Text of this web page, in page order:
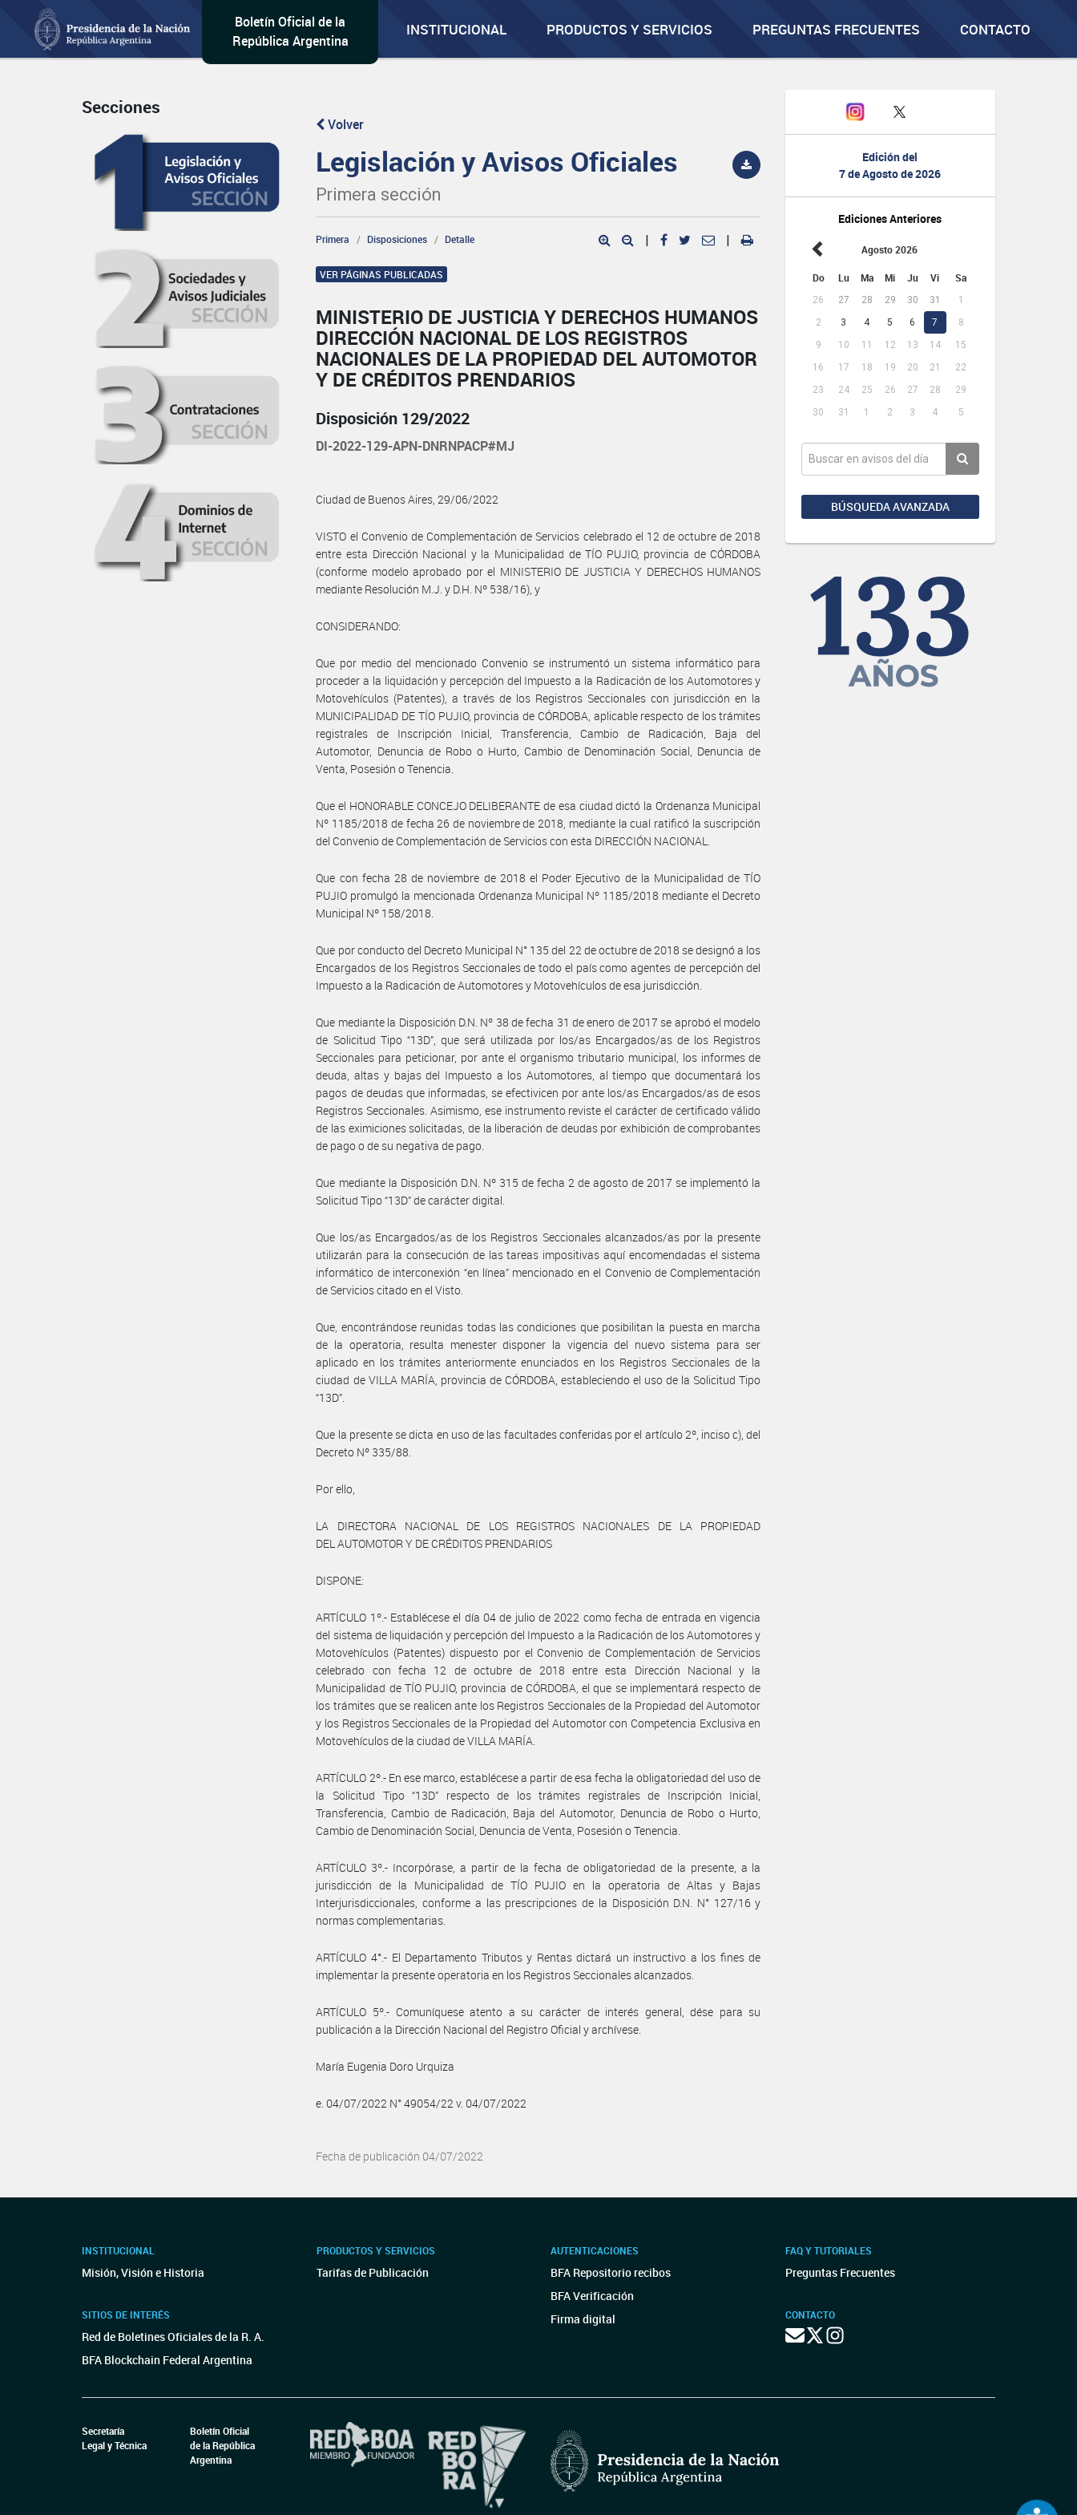
Boletín Oficial de la
República Argentina
INSTITUCIONAL PRODUCTOS Y SERVICIOS PREGUNTAS FRECUENTES CONTACTO
Edición del
7 de Agosto de 2026
Ediciones Anteriores
Agosto 2026
Do Lu Ma Mi Ju Vi Sa
26 27 28 29 30 31
1
2
3 4 5 6 7
8
9
10 11 12 13 14
15
16
17 18 19 20 21
22
23
24 25 26 27 28
29
30
31 1 2 3 4 5
BÚSQUEDA AVANZADA
Secciones
Volver
Legislación y Avisos Oficiales
Primera sección
Primera Disposiciones Detalle | |
VER PÁGINAS PUBLICADAS
MINISTERIO DE JUSTICIA Y DERECHOS HUMANOS
DIRECCIÓN NACIONAL DE LOS REGISTROS
NACIONALES DE LA PROPIEDAD DEL AUTOMOTOR
Y DE CRÉDITOS PRENDARIOS
Disposición 129/2022
DI-2022-129-APN-DNRNPACP#MJ
Ciudad de Buenos Aires, 29/06/2022
VISTO el Convenio de Complementación de Servicios celebrado el 12 de octubre de 2018
entre esta Dirección Nacional y la Municipalidad de TÍO PUJIO, provincia de CÓRDOBA
(conforme modelo aprobado por el MINISTERIO DE JUSTICIA Y DERECHOS HUMANOS
mediante Resolución M.J. y D.H. Nº 538/16), y
CONSIDERANDO:
Que por medio del mencionado Convenio se instrumentó un sistema informático para
proceder a la liquidación y percepción del Impuesto a la Radicación de los Automotores y
Motovehículos (Patentes), a través de los Registros Seccionales con jurisdicción en la
MUNICIPALIDAD DE TÍO PUJIO, provincia de CÓRDOBA, aplicable respecto de los trámites
registrales de Inscripción Inicial, Transferencia, Cambio de Radicación, Baja del
Automotor, Denuncia de Robo o Hurto, Cambio de Denominación Social, Denuncia de
Venta, Posesión o Tenencia.
Que el HONORABLE CONCEJO DELIBERANTE de esa ciudad dictó la Ordenanza Municipal
Nº 1185/2018 de fecha 26 de noviembre de 2018, mediante la cual ratificó la suscripción
del Convenio de Complementación de Servicios con esta DIRECCIÓN NACIONAL.
Que con fecha 28 de noviembre de 2018 el Poder Ejecutivo de la Municipalidad de TÍO
PUJIO promulgó la mencionada Ordenanza Municipal Nº 1185/2018 mediante el Decreto
Municipal Nº 158/2018.
Que por conducto del Decreto Municipal N° 135 del 22 de octubre de 2018 se designó a los
Encargados de los Registros Seccionales de todo el país como agentes de percepción del
Impuesto a la Radicación de Automotores y Motovehículos de esa jurisdicción.
Que mediante la Disposición D.N. Nº 38 de fecha 31 de enero de 2017 se aprobó el modelo
de Solicitud Tipo “13D”, que será utilizada por los/as Encargados/as de los Registros
Seccionales para peticionar, por ante el organismo tributario municipal, los informes de
deuda, altas y bajas del Impuesto a los Automotores, al tiempo que documentará los
pagos de deudas que informadas, se efectivicen por ante los/as Encargados/as de esos
Registros Seccionales. Asimismo, ese instrumento reviste el carácter de certificado válido
de las eximiciones solicitadas, de la liberación de deudas por exhibición de comprobantes
de pago o de su negativa de pago.
Que mediante la Disposición D.N. Nº 315 de fecha 2 de agosto de 2017 se implementó la
Solicitud Tipo “13D” de carácter digital.
Que los/as Encargados/as de los Registros Seccionales alcanzados/as por la presente
utilizarán para la consecución de las tareas impositivas aquí encomendadas el sistema
informático de interconexión “en línea” mencionado en el Convenio de Complementación
de Servicios citado en el Visto.
Que, encontrándose reunidas todas las condiciones que posibilitan la puesta en marcha
de la operatoria, resulta menester disponer la vigencia del nuevo sistema para ser
aplicado en los trámites anteriormente enunciados en los Registros Seccionales de la
ciudad de VILLA MARÍA, provincia de CÓRDOBA, estableciendo el uso de la Solicitud Tipo
“13D”.
Que la presente se dicta en uso de las facultades conferidas por el artículo 2º, inciso c), del
Decreto Nº 335/88.
Por ello,
LA DIRECTORA NACIONAL DE LOS REGISTROS NACIONALES DE LA PROPIEDAD
DEL AUTOMOTOR Y DE CRÉDITOS PRENDARIOS
DISPONE:
ARTÍCULO 1º.- Establécese el día 04 de julio de 2022 como fecha de entrada en vigencia
del sistema de liquidación y percepción del Impuesto a la Radicación de los Automotores y
Motovehículos (Patentes) dispuesto por el Convenio de Complementación de Servicios
celebrado con fecha 12 de octubre de 2018 entre esta Dirección Nacional y la
Municipalidad de TÍO PUJIO, provincia de CÓRDOBA, el que se implementará respecto de
los trámites que se realicen ante los Registros Seccionales de la Propiedad del Automotor
y los Registros Seccionales de la Propiedad del Automotor con Competencia Exclusiva en
Motovehículos de la ciudad de VILLA MARÍA.
ARTÍCULO 2º.- En ese marco, establécese a partir de esa fecha la obligatoriedad del uso de
la Solicitud Tipo “13D” respecto de los trámites registrales de Inscripción Inicial,
Transferencia, Cambio de Radicación, Baja del Automotor, Denuncia de Robo o Hurto,
Cambio de Denominación Social, Denuncia de Venta, Posesión o Tenencia.
ARTÍCULO 3º.- Incorpórase, a partir de la fecha de obligatoriedad de la presente, a la
jurisdicción de la Municipalidad de TÍO PUJIO en la operatoria de Altas y Bajas
Interjurisdiccionales, conforme a las prescripciones de la Disposición D.N. N° 127/16 y
normas complementarias.
ARTÍCULO 4°.- El Departamento Tributos y Rentas dictará un instructivo a los fines de
implementar la presente operatoria en los Registros Seccionales alcanzados.
ARTÍCULO 5º.- Comuníquese atento a su carácter de interés general, dése para su
publicación a la Dirección Nacional del Registro Oficial y archívese.
María Eugenia Doro Urquiza
e. 04/07/2022 N° 49054/22 v. 04/07/2022
Fecha de publicación 04/07/2022
INSTITUCIONAL
Misión, Visión e Historia
SITIOS DE INTERÉS
Red de Boletines Oficiales de la R. A.
BFA Blockchain Federal Argentina
PRODUCTOS Y SERVICIOS
Tarifas de Publicación
AUTENTICACIONES
BFA Repositorio recibos
BFA Verificación
Firma digital
FAQ Y TUTORIALES
Preguntas Frecuentes
CONTACTO
Secretaría
Legal y Técnica
Boletín Oficial
de la República
Argentina